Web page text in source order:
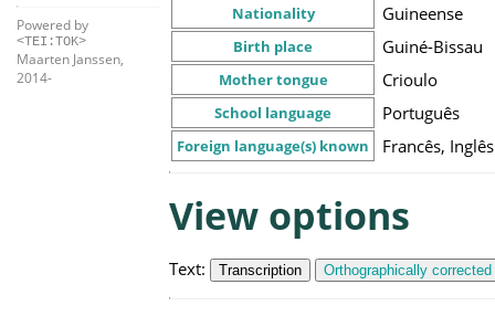
Powered by
<TEI:TOK>
Maarten Janssen,
2014-
Nationality Guineense
Birth place Guiné-Bissau
Mother tongue Crioulo
School language Português
Foreign language(s) known Francês, Inglês
View options
Text: Transcription Orthographically